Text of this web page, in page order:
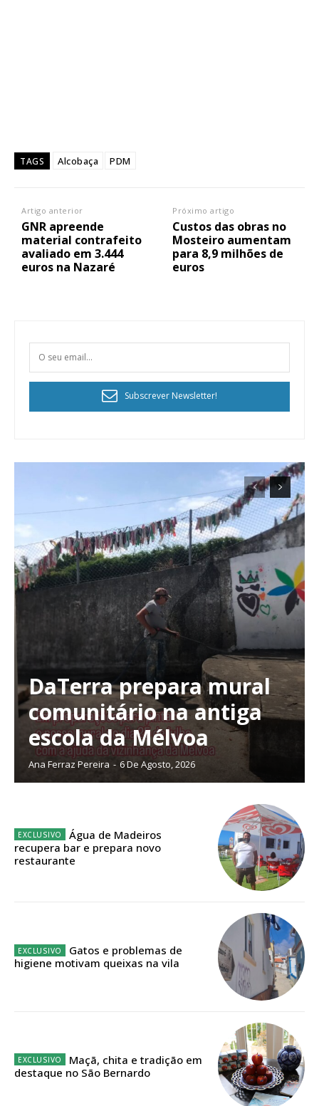
Planos de Assinatura
Faça-se assinante do Região de Cister e ajude-nos a manter este serviço
público!
Sendo assinante terá acesso a todos os conteúdos exclusivos e versões
12 meses
TAGS Alcobaça PDM
Artigo anterior
GNR apreende
material contrafeito
avaliado em 3.444
euros na Nazaré
Próximo artigo
Custos das obras no
Mosteiro aumentam
para 8,9 milhões de
euros
Subscrever Newsletter!
DaTerra prepara mural
comunitário na antiga
escola da Mélvoa
Ana Ferraz Pereira - 6 De Agosto, 2026
Água de Madeiros
recupera bar e prepara novo
restaurante
Gatos e problemas de
higiene motivam queixas na vila
Maçã, chita e tradição em
destaque no São Bernardo